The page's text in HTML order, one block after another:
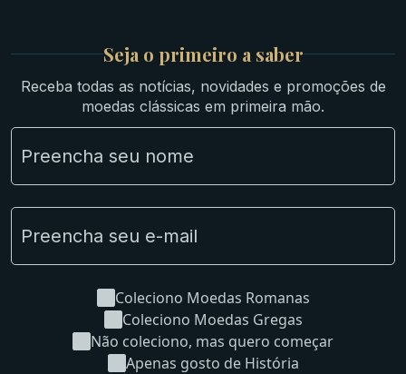
Ibéricas
Lotes Grandes
Material Numismático
NGC e NNC Encapsuladas
Novidades
Seja o primeiro a saber
Receba todas as notícias, novidades e promoções de
moedas clássicas em primeira mão.
Coleciono Moedas Romanas
Coleciono Moedas Gregas
Não coleciono, mas quero começar
Apenas gosto de História